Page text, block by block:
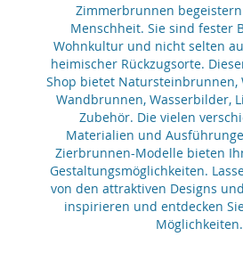
Zimmerbrunnen
Menschheit. Sie sind fester
Wohnkultur und nicht selten
heimischer Rückzugsorte.
Shop bietet Natursteinbrunnen,
Wandbrunnen, Wasserbilder,
Zubehör. Die vielen
Materialien und
Zierbrunnen-Modelle bieten
Gestaltungsmöglichkeiten.
von den attraktiven Designs
inspirieren und entdecken
Möglichkeiten.